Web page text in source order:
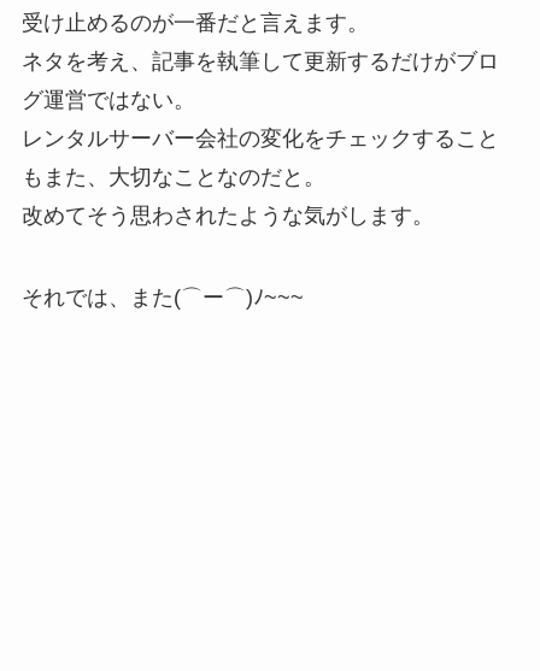
受け止めるのが一番だと言えます。
ネタを考え、記事を執筆して更新するだけがブロ
グ運営ではない。
レンタルサーバー会社の変化をチェックすること
もまた、大切なことなのだと。
改めてそう思わされたような気がします。
それでは、また(⌒ー⌒)ﾉ~~~